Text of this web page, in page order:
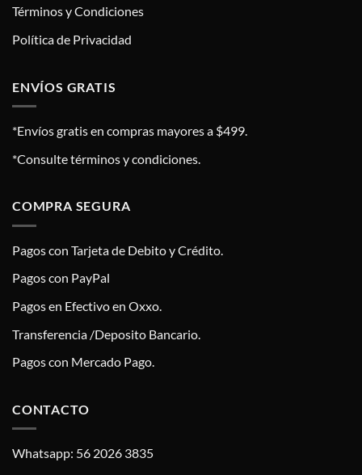
Términos y Condiciones
Política de Privacidad
ENVÍOS GRATIS
*Envíos gratis en compras mayores a $499.
*Consulte términos y condiciones.
COMPRA SEGURA
Pagos con Tarjeta de Debito y Crédito.
Pagos con PayPal
Pagos en Efectivo en Oxxo.
Transferencia /Deposito Bancario.
Pagos con Mercado Pago.
CONTACTO
Whatsapp: 56 2026 3835